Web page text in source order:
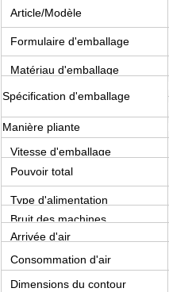
Article/Modèle
Formulaire d'emballage
Matériau d'emballage
Spécification d'emballage
Manière pliante
Vitesse d'emballage
Pouvoir total
Type d'alimentation
Bruit des machines
Arrivée d'air
Consommation d'air
Dimensions du contour